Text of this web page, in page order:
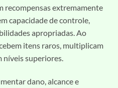
recompensas extremamente
capacidade de controle,
apropriadas. Ao
itens raros, multiplicam
níveis superiores.
dano, alcance e